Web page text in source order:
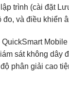
trình (cài đặt
đo, và điều khiển
sát không dây
phân giải cao